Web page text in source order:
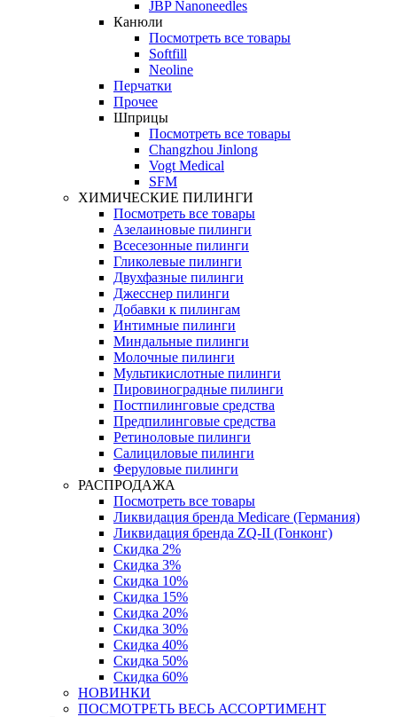
JBP Nanoneedles
Канюли
Посмотреть все товары
Softfill
Neoline
Перчатки
Прочее
Шприцы
Посмотреть все товары
Changzhou Jinlong
Vogt Medical
SFM
ХИМИЧЕСКИЕ ПИЛИНГИ
Посмотреть все товары
Азелаиновые пилинги
Всесезонные пилинги
Гликолевые пилинги
Двухфазные пилинги
Джесснер пилинги
Добавки к пилингам
Интимные пилинги
Миндальные пилинги
Молочные пилинги
Мультикислотные пилинги
Пировиноградные пилинги
Постпилинговые средства
Предпилинговые средства
Ретиноловые пилинги
Салициловые пилинги
Феруловые пилинги
РАСПРОДАЖА
Посмотреть все товары
Ликвидация бренда Medicare (Германия)
Ликвидация бренда ZQ-II (Гонконг)
Скидка 2%
Скидка 3%
Скидка 10%
Скидка 15%
Скидка 20%
Скидка 30%
Скидка 40%
Скидка 50%
Скидка 60%
НОВИНКИ
ПОСМОТРЕТЬ ВЕСЬ АССОРТИМЕНТ